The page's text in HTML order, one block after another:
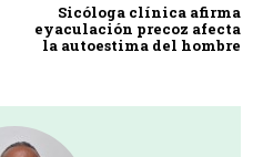
Sicóloga clínica afirma
eyaculación precoz afecta
la autoestima del hombre